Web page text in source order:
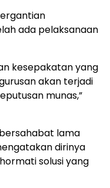
ada pelaksanaan
kesepakatan yang
akan terjadi
munas,”
lama
dirinya
solusi yang